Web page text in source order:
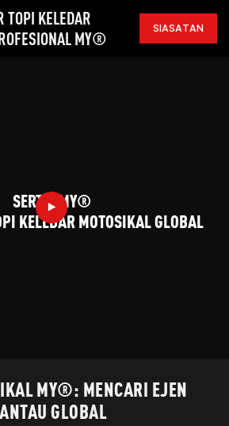
TOPI KELEDAR
MY®
SIASATAN
SERTAI MY®
KELEDAR MOTOSIKAL GLOBAL
MY®: MENCARI EJEN
GLOBAL